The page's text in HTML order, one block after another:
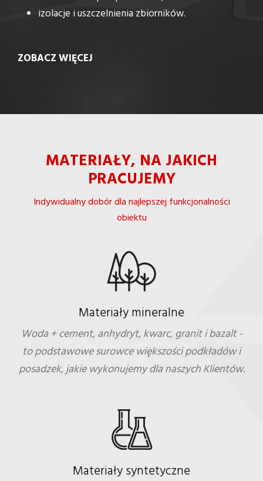
izolacje i uszczelnienia zbiorników.
ZOBACZ WIĘCEJ
MATERIAŁY, NA JAKICH
PRACUJEMY
Indywidualny dobór dla najlepszej funkcjonalności
obiektu
Materiały mineralne
Woda + cement, anhydryt, kwarc, granit i bazalt -
to podstawowe surowce większości podkładów i
posadzek, jakie wykonujemy dla naszych Klientów.
Materiały syntetyczne